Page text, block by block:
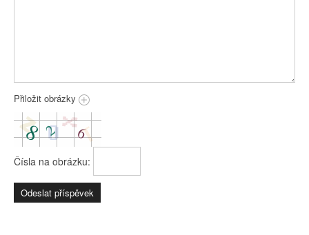
Přiložit obrázky
Čísla na obrázku: